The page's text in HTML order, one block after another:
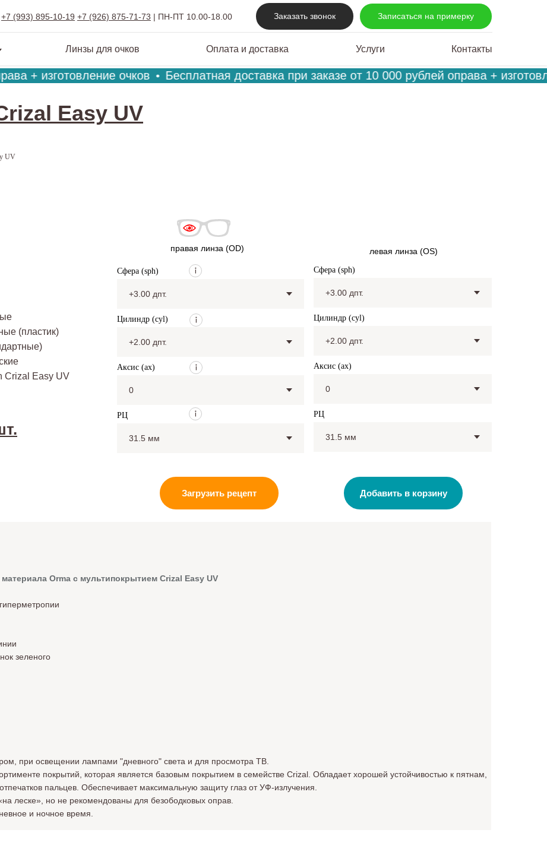
+7 (993) 895-10-19 +7 (926) 875-71-73 | ПН-ПТ 10.00-18.00 Заказать звонок Записаться на примерку
Линзы для очков Оплата и доставка Услуги Контакты
+ изготовление очков Бесплатная доставка при заказе от 10 000 рублей оправа +
Easy UV
UV
Сфера (sph)
Цилиндр (cyl)
Аксис (ax)
РЦ
(пластик)
Crizal Easy UV
Orma с мультипокрытием Crizal Easy UV
зеленого
при освещении лампами "дневного" света и для просмотра ТВ.
покрытий, которая является базовым покрытием в семействе Crizal. Обладает хорошей устойчивостью к пятнам,
пальцев. Обеспечивает максимальную защиту глаз от УФ-излучения.
леске», но не рекомендованы для безободковых оправ.
и ночное время.
правая линза (OD) левая линза (OS)
Сфера (sph)
Цилиндр (cyl)
Аксис (ax)
РЦ
Добавить в корзину
Загрузить рецепт